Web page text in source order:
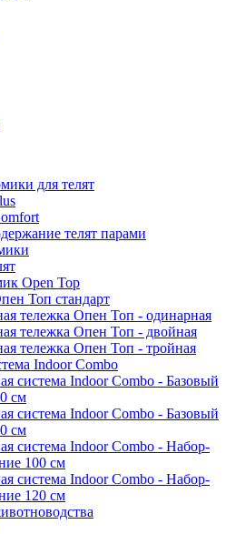
для телят
телят парами
Open Top
Топ стандарт
тележка Опен Топ - одинарная
тележка Опен Топ - двойная
тележка Опен Топ - тройная
Indoor Combo
система Indoor Combo - Базовый
см
система Indoor Combo - Базовый
см
система Indoor Combo - Набор-
100 см
система Indoor Combo - Набор-
120 см